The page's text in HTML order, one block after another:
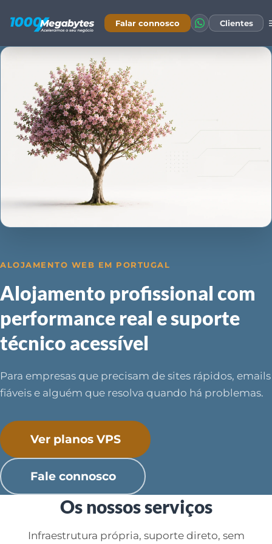
Falar connosco Clientes
ALOJAMENTO WEB EM PORTUGAL
Alojamento profissional com
performance real e suporte
técnico acessível
Para empresas que precisam de sites rápidos, emails
fiáveis e alguém que resolva quando há problemas.
Ver planos VPS
Fale connosco
Os nossos serviços
Infraestrutura própria, suporte direto, sem